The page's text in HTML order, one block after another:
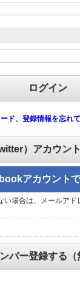
ド、登録情報を忘れ
）アカウン
アカウント
場合は、メールアド
バー登録する（